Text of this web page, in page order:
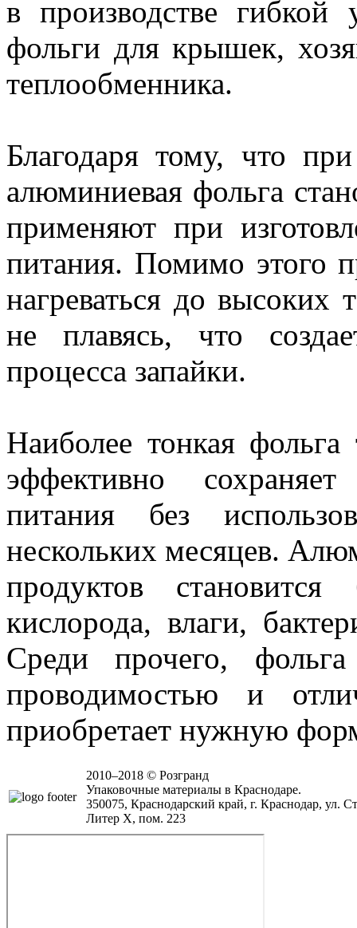
в производстве гибкой
фольги для крышек,
теплообменника.
Благодаря тому, что
алюминиевая фольга
применяют при
питания. Помимо этого
нагреваться до высоких
не плавясь, что
процесса запайки.
Наиболее тонкая
эффективно
питания без
нескольких месяцев.
продуктов
кислорода, влаги,
Среди прочего,
проводимостью и
приобретает нужную
2010–2018 © Розгранд
Упаковочные материалы в Краснодаре.
350075, Краснодарский край, г. Краснодар, ул.
Литер Х, пом. 223